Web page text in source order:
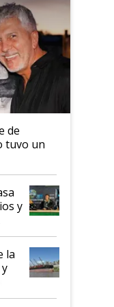
de
tuvo un
y
la